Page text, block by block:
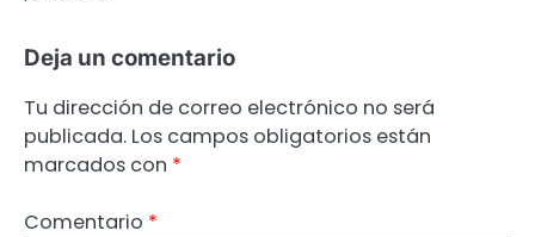
Deja un comentario
Tu dirección de correo electrónico no será
publicada. Los campos obligatorios están
marcados con *
Comentario *